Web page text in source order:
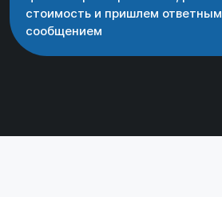
стоимость и пришлем ответным
сообщением